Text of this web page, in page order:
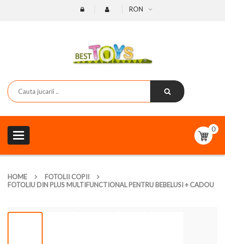
RON
Toggle
navigation
0
HOME
FOTOLII COPII
FOTOLIU DIN PLUS MULTIFUNCTIONAL PENTRU BEBELUSI + CADOU